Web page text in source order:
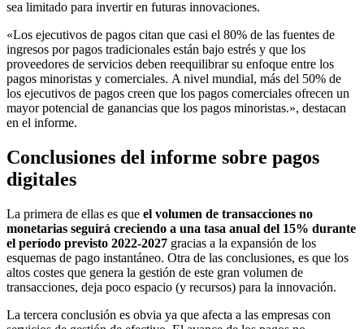
sea limitado para invertir en futuras innovaciones.
«Los ejecutivos de pagos citan que casi el 80% de las fuentes de
ingresos por pagos tradicionales están bajo estrés y que los
proveedores de servicios deben reequilibrar su enfoque entre los
pagos minoristas y comerciales. A nivel mundial, más del 50% de
los ejecutivos de pagos creen que los pagos comerciales ofrecen un
mayor potencial de ganancias que los pagos minoristas.», destacan
en el informe.
Conclusiones del informe sobre pagos
digitales
La primera de ellas es que el volumen de transacciones no
monetarias seguirá creciendo a una tasa anual del 15% durante
el período previsto 2022-2027 gracias a la expansión de los
esquemas de pago instantáneo. Otra de las conclusiones, es que los
altos costes que genera la gestión de este gran volumen de
transacciones, deja poco espacio (y recursos) para la innovación.
La tercera conclusión es obvia ya que afecta a las empresas con